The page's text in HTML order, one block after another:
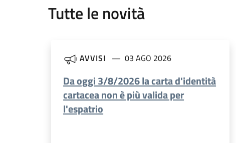
Tutte le novità
AVVISI 03 AGO 2026
Da oggi 3/8/2026 la carta d'identità
cartacea non è più valida per
l'espatrio